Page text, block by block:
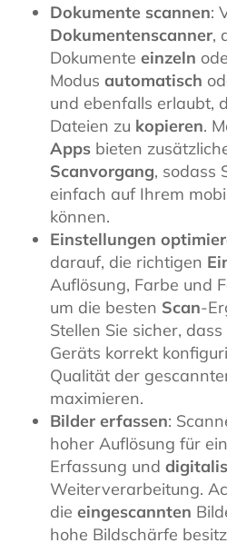
Dokumente scannen:
Dokumentenscanner,
Dokumente einzeln
Modus automatisch
und ebenfalls erlaubt,
Dateien zu kopieren.
Apps bieten
Scanvorgang, sodass
einfach auf Ihrem
können.
Einstellungen
darauf, die richtigen
Auflösung, Farbe und
um die besten Scan-
Stellen Sie sicher, dass
Geräts korrekt
Qualität der
maximieren.
Bilder erfassen:
hoher Auflösung für
Erfassung und
Weiterverarbeitung.
die eingescannten
hohe Bildschärfe